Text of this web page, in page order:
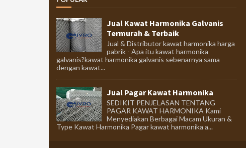
Jual Kawat Harmonika Galvanis
Termurah & Terbaik
Jual & Distributor kawat harmonika harga
pabrik - Apa itu kawat harmonika
galvanis?kawat harmonika galvanis sebenarnya sama
dengan kawat...
Jual Pagar Kawat Harmonika
SEDIKIT PENJELASAN TENTANG
PAGAR KAWAT HARMONIKA Kami
Menyediakan Berbagai Macam Ukuran &
Type Kawat Harmonika Pagar kawat harmonika a...